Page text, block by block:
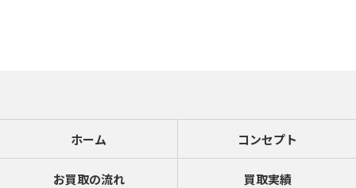
ホーム コンセプト
お買取の流れ 買取実績